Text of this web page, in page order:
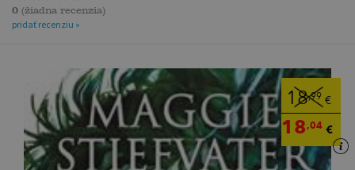
0 (žiadna recenzia)
pridať recenziu »
18,99 €
18,04 €